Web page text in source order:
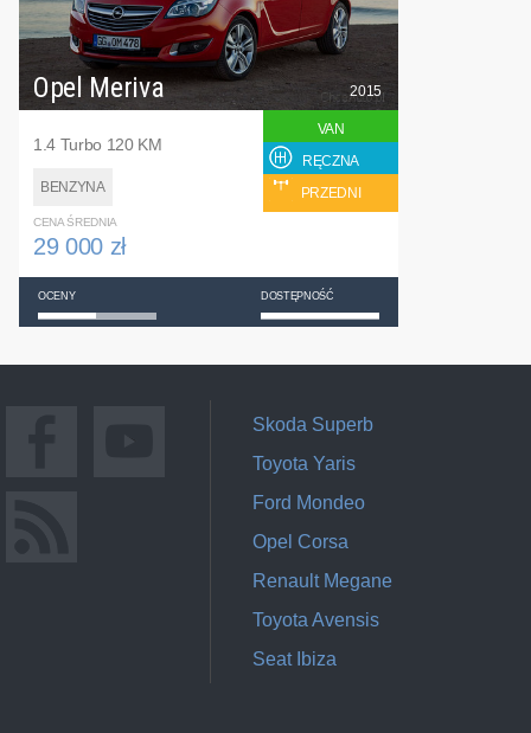
Opel Meriva
1.4 Turbo 120 KM
BENZYNA
2015
VAN
RĘCZNA
PRZEDNI
CENA ŚREDNIA
29 000 zł
OCENY DOSTĘPNOŚĆ
Skoda Superb
Toyota Yaris
Ford Mondeo
Opel Corsa
Renault Megane
Toyota Avensis
Seat Ibiza